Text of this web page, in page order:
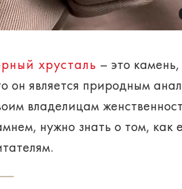
хрусталь – это
он является природным
владелицам
нужно знать о том,